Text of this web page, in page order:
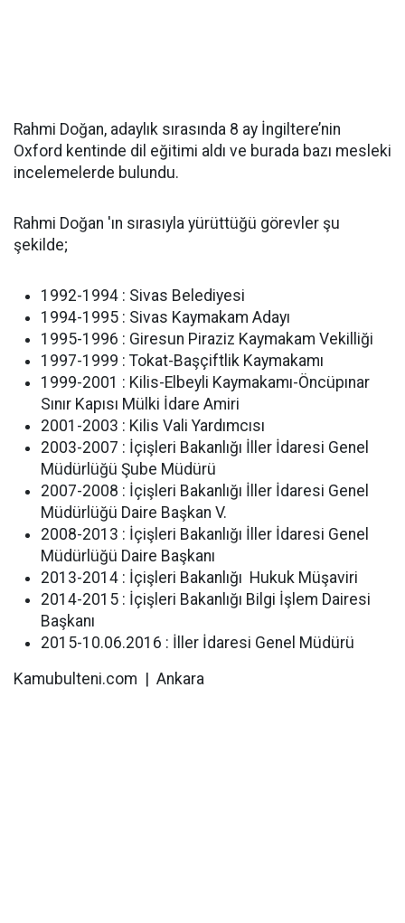
Rahmi Doğan, adaylık sırasında 8 ay İngiltere’nin
Oxford kentinde dil eğitimi aldı ve burada bazı mesleki
incelemelerde bulundu.
Rahmi Doğan 'ın sırasıyla yürüttüğü görevler şu
şekilde;
1992-1994 : Sivas Belediyesi
1994-1995 : Sivas Kaymakam Adayı
1995-1996 : Giresun Piraziz Kaymakam Vekilliği
1997-1999 : Tokat-Başçiftlik Kaymakamı
1999-2001 : Kilis-Elbeyli Kaymakamı-Öncüpınar
Sınır Kapısı Mülki İdare Amiri
2001-2003 : Kilis Vali Yardımcısı
2003-2007 : İçişleri Bakanlığı İller İdaresi Genel
Müdürlüğü Şube Müdürü
2007-2008 : İçişleri Bakanlığı İller İdaresi Genel
Müdürlüğü Daire Başkan V.
2008-2013 : İçişleri Bakanlığı İller İdaresi Genel
Müdürlüğü Daire Başkanı
2013-2014 : İçişleri Bakanlığı Hukuk Müşaviri
2014-2015 : İçişleri Bakanlığı Bilgi İşlem Dairesi
Başkanı
2015-10.06.2016 : İller İdaresi Genel Müdürü
Kamubulteni.com | Ankara